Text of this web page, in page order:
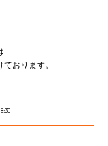
おります。